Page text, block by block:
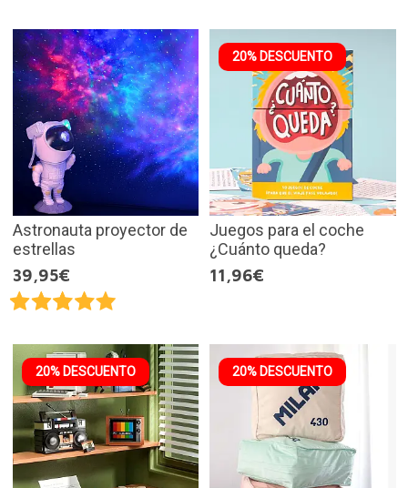
Astronauta proyector de
estrellas
39,95€
20% DESCUENTO
Juegos para el coche
¿Cuánto queda?
11,96€
20% DESCUENTO 20% DESCUENTO